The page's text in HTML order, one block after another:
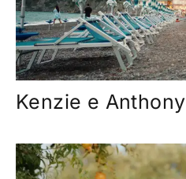
Kenzie e Anthony